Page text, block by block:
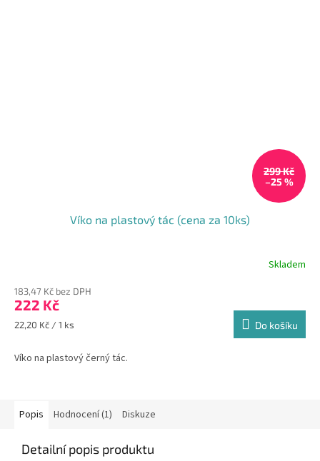
299 Kč
–25 %
Víko na plastový tác (cena za 10ks)
Skladem
183,47 Kč bez DPH
222 Kč
Měrná
22,20 Kč / 1 ks Do košíku
Víko na plastový černý tác.
Popis Hodnocení (1) Diskuze
Detailní popis produktu